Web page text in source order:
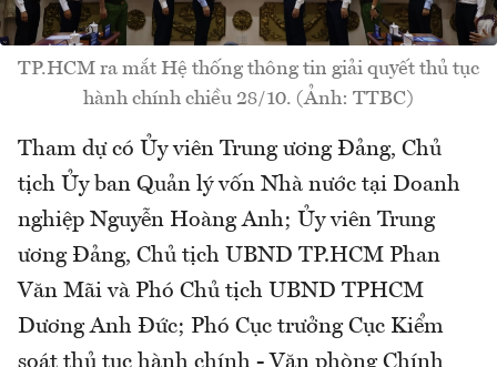
TP.HCM ra mắt Hệ thống thông tin giải quyết thủ tục
hành chính chiều 28/10. (Ảnh: TTBC)
Tham dự có Ủy viên Trung ương Đảng, Chủ
tịch Ủy ban Quản lý vốn Nhà nước tại Doanh
nghiệp Nguyễn Hoàng Anh; Ủy viên Trung
ương Đảng, Chủ tịch UBND TP.HCM Phan
Văn Mãi và Phó Chủ tịch UBND TPHCM
Dương Anh Đức; Phó Cục trưởng Cục Kiểm